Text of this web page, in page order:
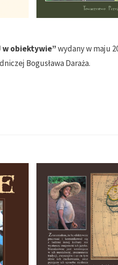
w obiektywie”wydany w maju
Bogusława Daraża.